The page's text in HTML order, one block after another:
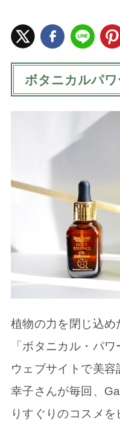
ボタニカルパワ
植物の力を閉じ込
「ボタニカル・パ
ウェブサイトで美
幸子さんが毎回、
りすぐりのコスメ